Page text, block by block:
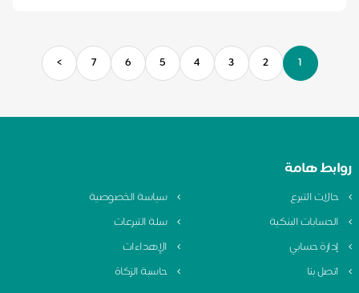
1
2
3
4
5
6
7
>
روابط هامة
حالات التبرع
سياسة الخصوصية
الحسابات البنكية
سلة التبرعات
إدارة حسابي
الإهداءات
اتصل بنا
حاسبة الزكاة